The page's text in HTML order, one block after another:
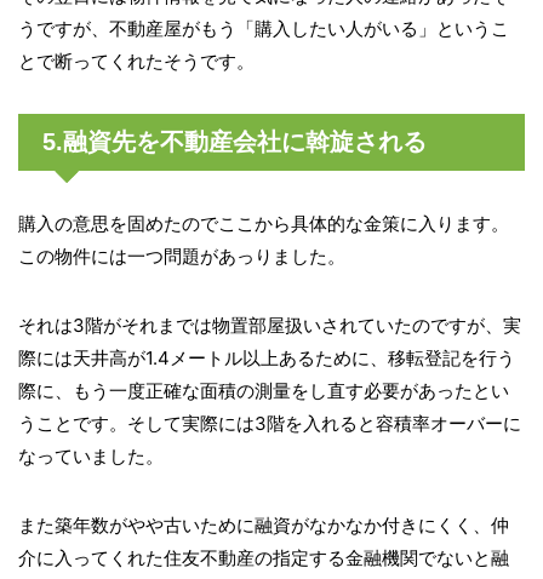
うですが、不動産屋がもう「購入したい人がいる」というこ
とで断ってくれたそうです。
5.融資先を不動産会社に斡旋される
購入の意思を固めたのでここから具体的な金策に入ります。
この物件には一つ問題があっりました。
それは3階がそれまでは物置部屋扱いされていたのですが、実
際には天井高が1.4メートル以上あるために、移転登記を行う
際に、もう一度正確な面積の測量をし直す必要があったとい
うことです。そして実際には3階を入れると容積率オーバーに
なっていました。
また築年数がやや古いために融資がなかなか付きにくく、仲
介に入ってくれた住友不動産の指定する金融機関でないと融